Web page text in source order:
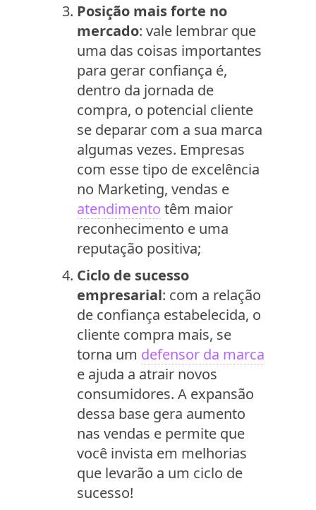
Posição mais forte no
mercado: vale lembrar que
uma das coisas importantes
para gerar confiança é,
dentro da jornada de
compra, o potencial cliente
se deparar com a sua marca
algumas vezes. Empresas
com esse tipo de excelência
no Marketing, vendas e
atendimento têm maior
reconhecimento e uma
reputação positiva;
Ciclo de sucesso
empresarial: com a relação
de confiança estabelecida, o
cliente compra mais, se
torna um defensor da marca
e ajuda a atrair novos
consumidores. A expansão
dessa base gera aumento
nas vendas e permite que
você invista em melhorias
que levarão a um ciclo de
sucesso!